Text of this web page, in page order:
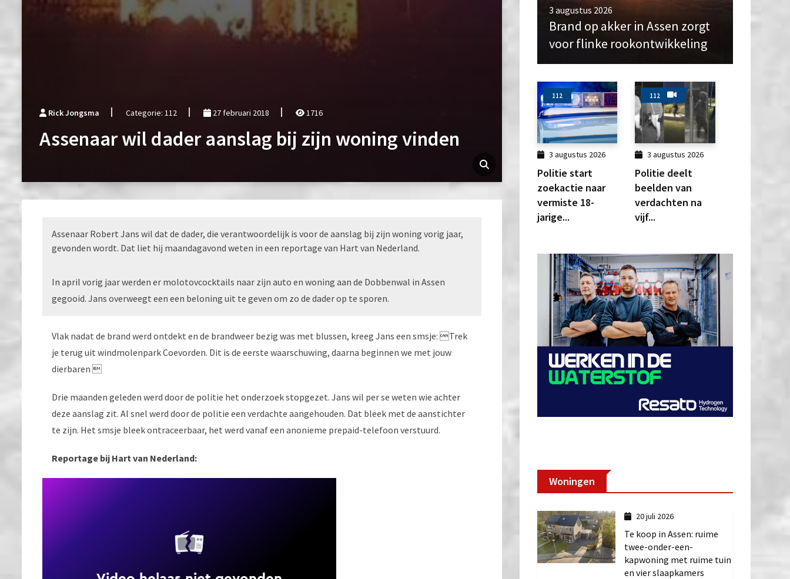
Rick Jongsma Categorie: 112 27 februari 2018 1716
Assenaar wil dader aanslag bij zijn woning vinden
Assenaar Robert Jans wil dat de dader, die verantwoordelijk is voor de aanslag bij zijn woning vorig jaar,
gevonden wordt. Dat liet hij maandagavond weten in een reportage van Hart van Nederland.
In april vorig jaar werden er molotovcocktails naar zijn auto en woning aan de Dobbenwal in Assen
gegooid. Jans overweegt een een beloning uit te geven om zo de dader op te sporen.
Vlak nadat de brand werd ontdekt en de brandweer bezig was met blussen, kreeg Jans een smsje: Trek
je terug uit windmolenpark Coevorden. Dit is de eerste waarschuwing, daarna beginnen we met jouw
dierbaren 
Drie maanden geleden werd door de politie het onderzoek stopgezet. Jans wil per se weten wie achter
deze aanslag zit. Al snel werd door de politie een verdachte aangehouden. Dat bleek met de aanstichter
te zijn. Het smsje bleek ontraceerbaar, het werd vanaf een anonieme prepaid-telefoon verstuurd.
Reportage bij Hart van Nederland:
3 augustus 2026
Brand op akker in Assen zorgt
voor flinke rookontwikkeling
112
3 augustus 2026
Politie start
zoekactie naar
vermiste 18-
jarige...
112
3 augustus 2026
Politie deelt
beelden van
verdachten na
vijf...
Woningen
20 juli 2026
Te koop in Assen: ruime
twee-onder-een-
kapwoning met ruime tuin
en vier slaapkamers